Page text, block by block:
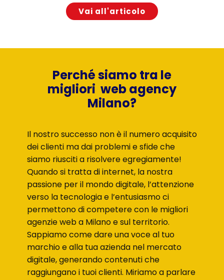
Vai all'articolo
Perché siamo tra le
migliori web agency
Milano?
Il nostro successo non è il numero acquisito
dei clienti ma dai problemi e sfide che
siamo riusciti a risolvere egregiamente!
Quando si tratta di internet, la nostra
passione per il mondo digitale, l’attenzione
verso la tecnologia e l’entusiasmo ci
permettono di competere con le migliori
agenzie web a Milano e sul territorio.
Sappiamo come dare una voce al tuo
marchio e alla tua azienda nel mercato
digitale, generando contenuti che
raggiungano i tuoi clienti. Miriamo a parlare